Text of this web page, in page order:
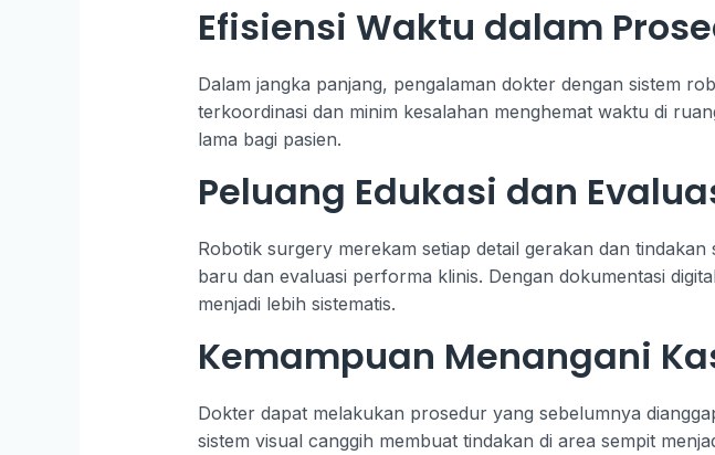
Efisiensi Waktu dalam
Dalam jangka panjang, pengalaman dokter dengan sistem
terkoordinasi dan minim kesalahan menghemat waktu di
lama bagi pasien.
Peluang Edukasi dan
Robotik surgery merekam setiap detail gerakan dan
baru dan evaluasi performa klinis. Dengan dokumentasi
menjadi lebih sistematis.
Kemampuan Menangani
Dokter dapat melakukan prosedur yang sebelumnya
sistem visual canggih membuat tindakan di area sempit